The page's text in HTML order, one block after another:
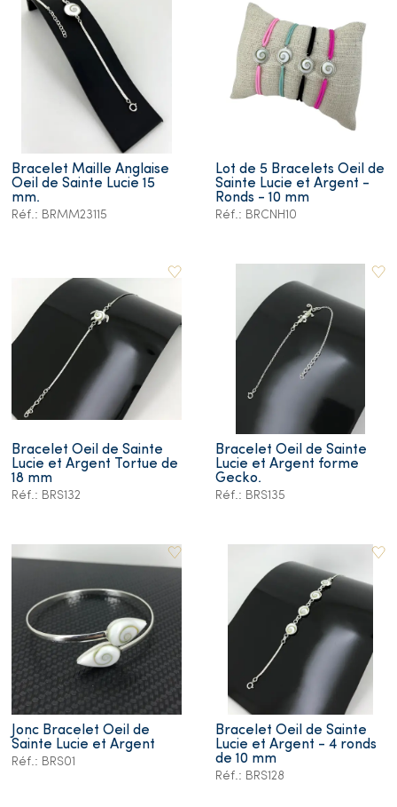
Bracelet Maille Anglaise
Oeil de Sainte Lucie 15
mm.
Réf.: BRMM23115
Lot de 5 Bracelets Oeil de
Sainte Lucie et Argent -
Ronds - 10 mm
Réf.: BRCNH10
Bracelet Oeil de Sainte
Lucie et Argent Tortue de
18 mm
Réf.: BRS132
Bracelet Oeil de Sainte
Lucie et Argent forme
Gecko.
Réf.: BRS135
Jonc Bracelet Oeil de
Sainte Lucie et Argent
Réf.: BRS01
Bracelet Oeil de Sainte
Lucie et Argent - 4 ronds
de 10 mm
Réf.: BRS128